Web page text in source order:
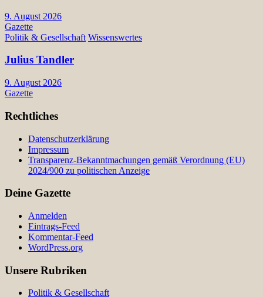
9. August 2026
Gazette
Politik & Gesellschaft Wissenswertes
Julius Tandler
9. August 2026
Gazette
Rechtliches
Datenschutzerklärung
Impressum
Transparenz-Bekanntmachungen gemäß Verordnung (EU)
2024/900 zu politischen Anzeige
Deine Gazette
Anmelden
Eintrags-Feed
Kommentar-Feed
WordPress.org
Unsere Rubriken
Politik & Gesellschaft